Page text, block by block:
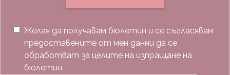
Желая да получавам бюлетин и се съгласявам
предоставените от мен данни да се
обработват за целите на изпращане на
бюлетин.